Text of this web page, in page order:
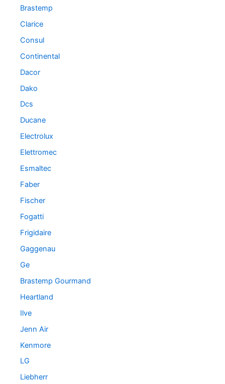
Brastemp
Clarice
Consul
Continental
Dacor
Dako
Dcs
Ducane
Electrolux
Elettromec
Esmaltec
Faber
Fischer
Fogatti
Frigidaire
Gaggenau
Ge
Brastemp Gourmand
Heartland
Ilve
Jenn Air
Kenmore
LG
Liebherr